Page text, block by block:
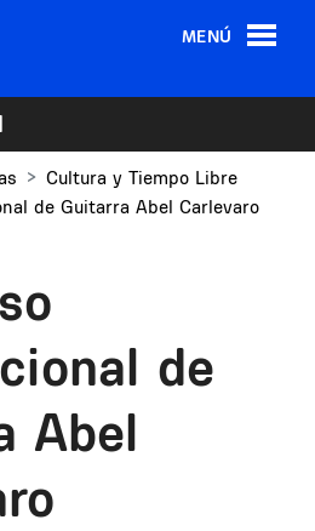
MENÚ
Cultura y Tiempo Libre
de Guitarra Abel Carlevaro
de
Abel